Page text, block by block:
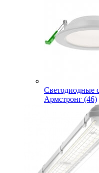
Cветодиодные
Армстронг (46)